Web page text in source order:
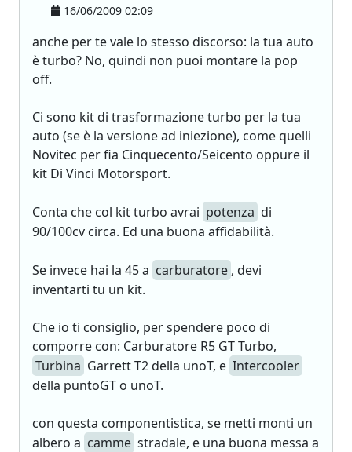
16/06/2009 02:09
anche per te vale lo stesso discorso: la tua auto
è turbo? No, quindi non puoi montare la pop
off.
Ci sono kit di trasformazione turbo per la tua
auto (se è la versione ad iniezione), come quelli
Novitec per fia Cinquecento/Seicento oppure il
kit Di Vinci Motorsport.
Conta che col kit turbo avrai potenza di
90/100cv circa. Ed una buona affidabilità.
Se invece hai la 45 a carburatore , devi
inventarti tu un kit.
Che io ti consiglio, per spendere poco di
comporre con: Carburatore R5 GT Turbo,
Turbina Garrett T2 della unoT, e Intercooler
della puntoGT o unoT.
con questa componentistica, se metti monti un
albero a camme stradale, e una buona messa a